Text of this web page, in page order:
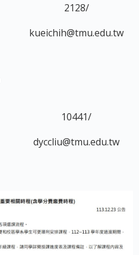
2128/
kueichih@tmu.edu.tw
10441/
dyccliu@tmu.edu.tw